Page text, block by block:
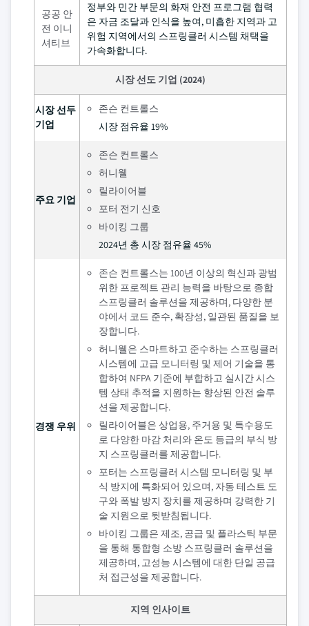
공공 안
전 이니
셔티브
정부와 민간 부문의 화재 안전 프로그램 협력
은 자금 조달과 인식을 높여, 미흡한 지역과 고
위험 지역에서의 스프링클러 시스템 채택을
가속화합니다.
시장 선도 기업 (2024)
시장 선두
기업
존슨 컨트롤스
시장 점유율 19%
주요 기업
존슨 컨트롤스
허니웰
릴라이어블
포터 전기 신호
바이킹 그룹
2024년 총 시장 점유율 45%
경쟁 우위
존슨 컨트롤스는 100년 이상의 혁신과 광범
위한 프로젝트 관리 능력을 바탕으로 종합
스프링클러 솔루션을 제공하며, 다양한 분
야에서 코드 준수, 확장성, 일관된 품질을 보
장합니다.
허니웰은 스마트하고 준수하는 스프링클러
시스템에 고급 모니터링 및 제어 기술을 통
합하여 NFPA 기준에 부합하고 실시간 시스
템 상태 추적을 지원하는 향상된 안전 솔루
션을 제공합니다.
릴라이어블은 상업용, 주거용 및 특수용도
로 다양한 마감 처리와 온도 등급의 부식 방
지 스프링클러를 제공합니다.
포터는 스프링클러 시스템 모니터링 및 부
식 방지에 특화되어 있으며, 자동 테스트 도
구와 폭발 방지 장치를 제공하며 강력한 기
술 지원으로 뒷받침됩니다.
바이킹 그룹은 제조, 공급 및 플라스틱 부문
을 통해 통합형 소방 스프링클러 솔루션을
제공하며, 고성능 시스템에 대한 단일 공급
처 접근성을 제공합니다.
지역 인사이트